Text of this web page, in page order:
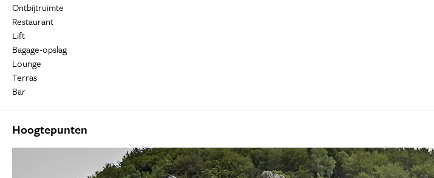
Ontbijtruimte
Restaurant
Lift
Bagage-opslag
Lounge
Terras
Bar
Hoogtepunten